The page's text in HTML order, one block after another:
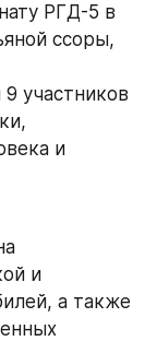
РГД-5 в
ссоры,
участников
и
и
а также